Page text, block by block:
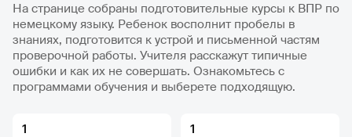
На странице собраны подготовительные курсы к ВПР по
немецкому языку. Ребенок восполнит пробелы в
знаниях, подготовится к устрой и письменной частям
проверочной работы. Учителя расскажут типичные
ошибки и как их не совершать. Ознакомьтесь с
программами обучения и выберете подходящую.
1 1